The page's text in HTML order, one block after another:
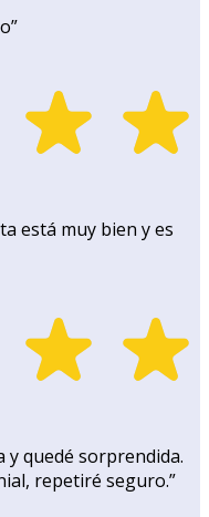
”
está muy bien y es
y quedé sorprendida.
repetiré seguro.”